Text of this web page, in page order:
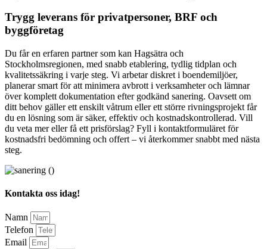
Trygg leverans för privatpersoner, BRF och
byggföretag
Du får en erfaren partner som kan Hagsätra och
Stockholmsregionen, med snabb etablering, tydlig tidplan och
kvalitetssäkring i varje steg. Vi arbetar diskret i boendemiljöer,
planerar smart för att minimera avbrott i verksamheter och lämnar
över komplett dokumentation efter godkänd sanering. Oavsett om
ditt behov gäller ett enskilt våtrum eller ett större rivningsprojekt får
du en lösning som är säker, effektiv och kostnadskontrollerad. Vill
du veta mer eller få ett prisförslag? Fyll i kontaktformuläret för
kostnadsfri bedömning och offert – vi återkommer snabbt med nästa
steg.
Kontakta oss idag!
Namn
Telefon
Email